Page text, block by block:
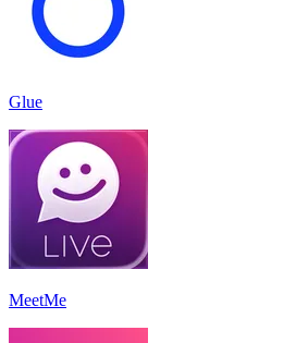
Glue
MeetMe